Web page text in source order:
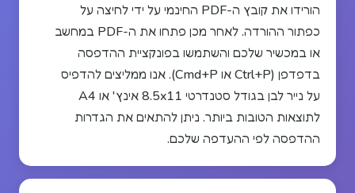
הורידו את קובץ ה-PDF החינמי על ידי לחיצה על
כפתור ההורדה. לאחר מכן פתחו את ה-PDF במחשב
או במכשיר שלכם והשתמשו בפונקציית ההדפסה
בדפדפן (Ctrl+P או Cmd+P). אנו ממליצים להדפיס
על נייר לבן בגודל סטנדרטי 8.5x11 אינץ' או A4
לתוצאות הטובות ביותר. ניתן להתאים את הגדרות
ההדפסה לפי ההעדפה שלכם.